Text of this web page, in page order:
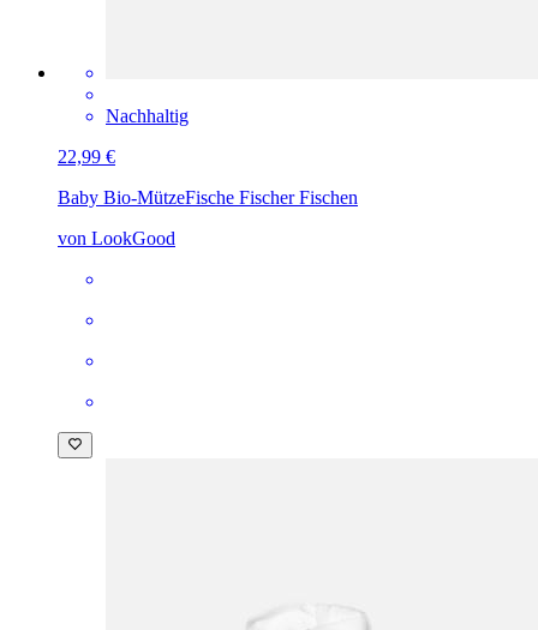
Nachhaltig
22,99 €
Baby Bio-MützeFische Fischer Fischen
von LookGood